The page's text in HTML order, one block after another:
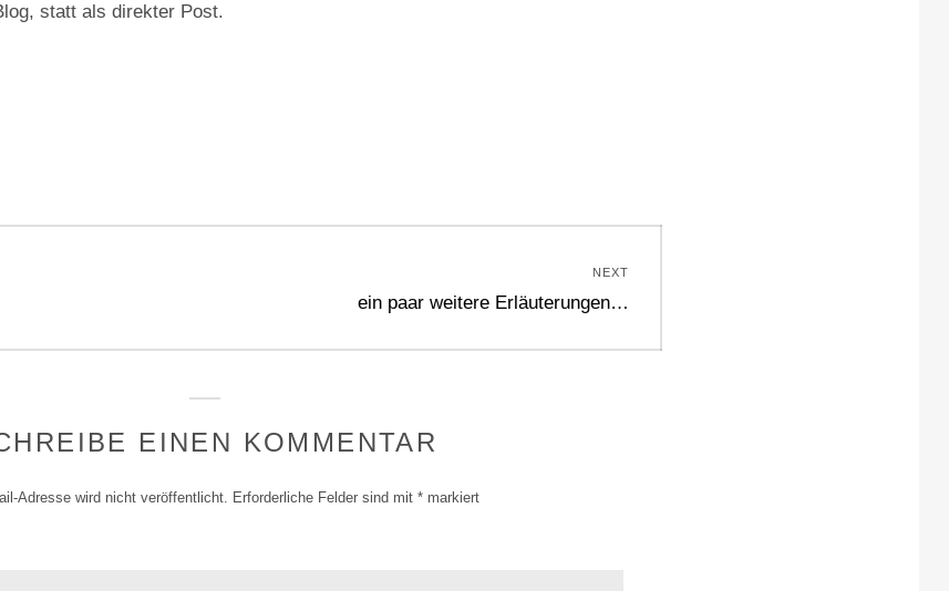
statt als direkter Post.
NEXT
Next
ein paar weitere Erläuterungen…
EINEN KOMMENTAR
Adresse wird nicht veröffentlicht. Erforderliche Felder sind mit *markiert